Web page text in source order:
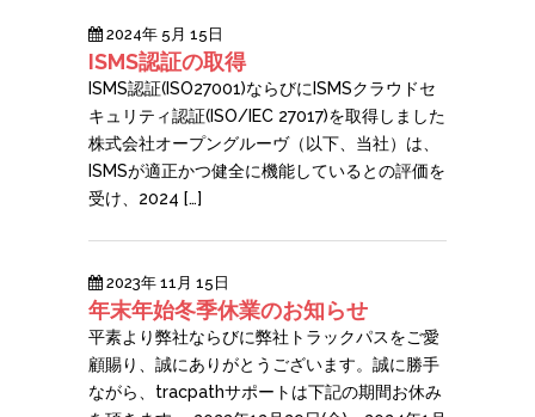
2024年 5月 15日
ISMS認証の取得
ISMS認証(ISO27001)ならびにISMSクラウドセ
キュリティ認証(ISO/IEC 27017)を取得しました
株式会社オープングルーヴ（以下、当社）は、
ISMSが適正かつ健全に機能しているとの評価を
受け、2024 […]
2023年 11月 15日
年末年始冬季休業のお知らせ
平素より弊社ならびに弊社トラックパスをご愛
顧賜り、誠にありがとうございます。誠に勝手
ながら、tracpathサポートは下記の期間お休み